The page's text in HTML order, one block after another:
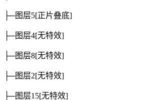
├─图层5[正片叠底]
├─图层4[无特效]
├─图层8[无特效]
├─图层2[无特效]
├─图层15[无特效]